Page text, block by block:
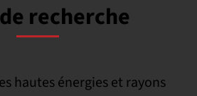
recherche
hautes énergies et rayons